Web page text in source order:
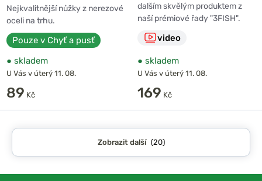
Nejkvalitnější nůžky z nerezové
oceli na trhu.
Pouze v Chyť a pusť
● skladem
U Vás v úterý 11. 08.
89 Kč
dalším skvělým produktem z
naší prémiové řady "3FISH".
video
● skladem
U Vás v úterý 11. 08.
169 Kč
Zobrazit další (20)